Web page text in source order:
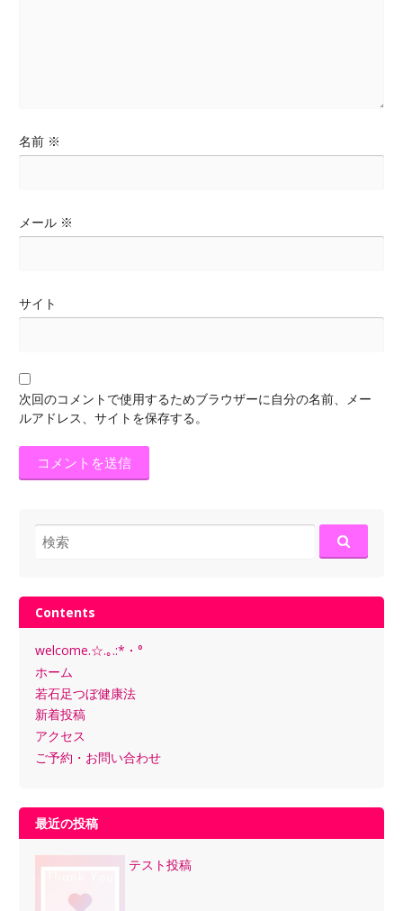
名前 ※
メール ※
サイト
次回のコメントで使用するためブラウザーに自分の名前、メー
ルアドレス、サイトを保存する。
検
索:
Contents
welcome.☆.｡.:*・°
ホーム
若石足つぼ健康法
新着投稿
アクセス
ご予約・お問い合わせ
最近の投稿
テスト投稿